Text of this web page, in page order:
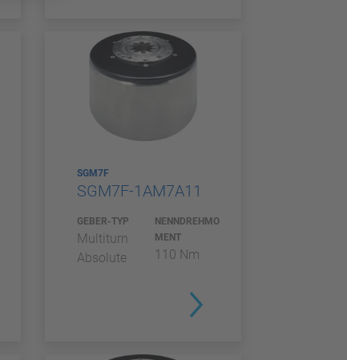
SGM7F
SGM7F-1AM7A11
GEBER-TYP
Multiturn
Absolute
NENNDREHMO
MENT
110 Nm